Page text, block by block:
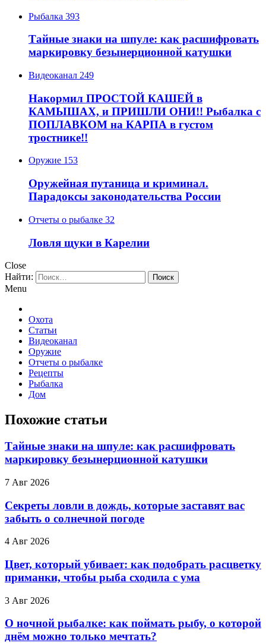
Рыбалка 393
Тайные знаки на шпуле: как расшифровать
маркировку безынерционной катушки
Видеоканал 249
Накормил ПРОСТОЙ КАШЕЙ в
КАМЫШАХ, и ПРИШЛИ ОНИ!! Рыбалка с
ПОПЛАВКОМ на КАРПА в густом
тростнике!!
Оружие 153
Оружейная путаница и криминал.
Парадоксы законодательства России
Отчеты о рыбалке 32
Ловля щуки в Карелии
Close
Найти:
Menu
Охота
Статьи
Видеоканал
Оружие
Отчеты о рыбалке
Рецепты
Рыбалка
Дом
Похожие статьи
Тайные знаки на шпуле: как расшифровать
маркировку безынерционной катушки
7 Авг 2026
Секреты ловли в дождь, которые заставят вас
забыть о солнечной погоде
4 Авг 2026
Цвет, который убивает: как подобрать расцветку
приманки, чтобы рыба сходила с ума
3 Авг 2026
О ночной рыбалке: как поймать рыбу, о которой
днём можно только мечтать?